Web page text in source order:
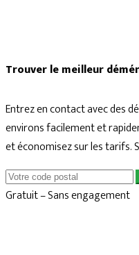
Trouver le meilleur
Entrez en contact avec des
environs facilement et
et économisez sur les tarifs.
Gratuit – Sans engagement